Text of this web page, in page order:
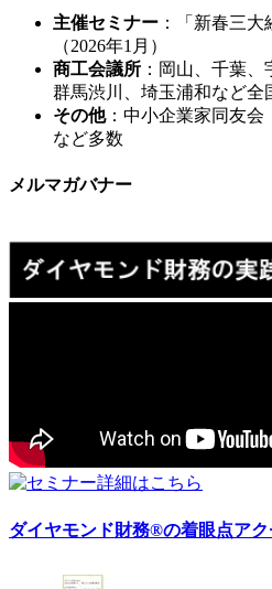
主催セミナー ：「新春三
（2026年1月）
商工会議所 ：岡山、千葉、
群馬渋川、埼玉浦和など全
その他：中小企業家同友会
など多数
メルマガバナー
ダイヤモンド財務®の着眼点ア